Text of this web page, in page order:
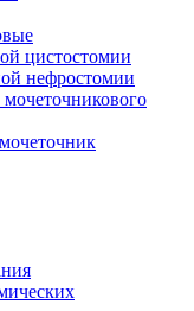
цистостомии
нефростомии